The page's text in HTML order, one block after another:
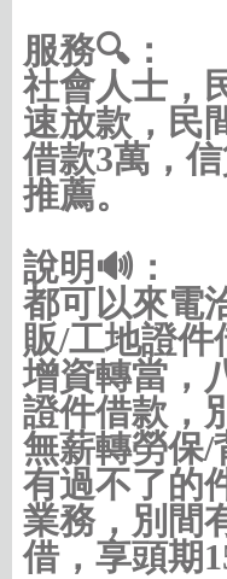
服務🔍：
社會人士，
速放款，民
借款3萬，
推薦。
說明🔊：
都可以來電
販/工地證件
增資轉當，
證件借款，
無薪轉勞保/
有過不了的
業務，別間
借，享頭期